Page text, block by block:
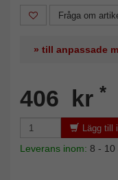
Fråga om
» till anpassade
406 kr *
Lägg till
Leverans inom: 8 - 10